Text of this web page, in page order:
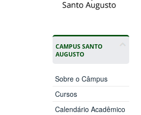
CAMPUS SANTO
AUGUSTO
Sobre o Câmpus
Cursos
Calendário Acadêmico